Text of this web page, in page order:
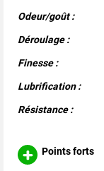
Odeur/goût :
Déroulage :
Finesse :
Lubrification :
Résistance :
Points forts